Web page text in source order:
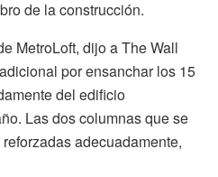
de la construcción.
MetroLoft, dijo a The Wall
por ensanchar los 15
del edificio
Las dos columnas que se
adecuadamente,